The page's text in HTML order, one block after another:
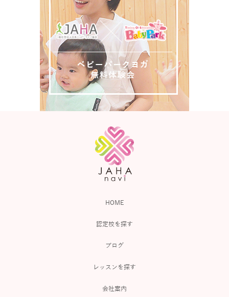
HOME
認定校を探す
ブログ
レッスンを探す
会社案内